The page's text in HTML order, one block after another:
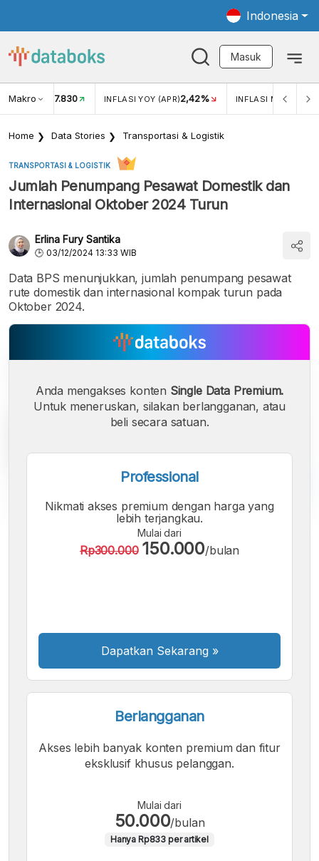
Indonesia
Masuk
Makro
USD/IDR 17.830 INFLASI YOY (APR)2,42% INFLASI MOM (APR)
Home Data Stories Transportasi & Logistik
TRANSPORTASI & LOGISTIK
Jumlah Penumpang Pesawat Domestik dan
Internasional Oktober 2024 Turun
Erlina Fury Santika
03/12/2024 13:33 WIB
Data BPS menunjukkan, jumlah penumpang pesawat
rute domestik dan internasional kompak turun pada
Oktober 2024.
Font
A
Font
A
Font
Anda mengakses konten Single Data Premium.
Untuk meneruskan, silakan berlangganan, atau
beli secara satuan.
Professional
Nikmati akses premium dengan harga yang
lebih terjangkau.
Mulai dari
Rp300.000 150.000/bulan
Dapatkan Sekarang »
Berlangganan
Akses lebih banyak konten premium dan fitur
eksklusif khusus pelanggan.
Mulai dari
50.000/bulan
Hanya Rp833 per artikel